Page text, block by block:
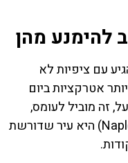
להימנע מהן
עם ציפיות לא
אטרקציות ביום
זה מוביל לעומס,
עייפות ותחושת החמצה. נאפולי (Naples) היא עיר שדורשת